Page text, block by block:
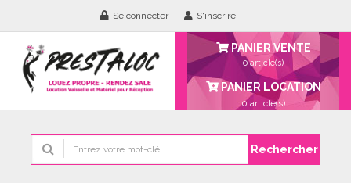
Se connecter S'inscrire
PANIER VENTE
0 article(s)
PANIER LOCATION
0 article(s)
Rechercher